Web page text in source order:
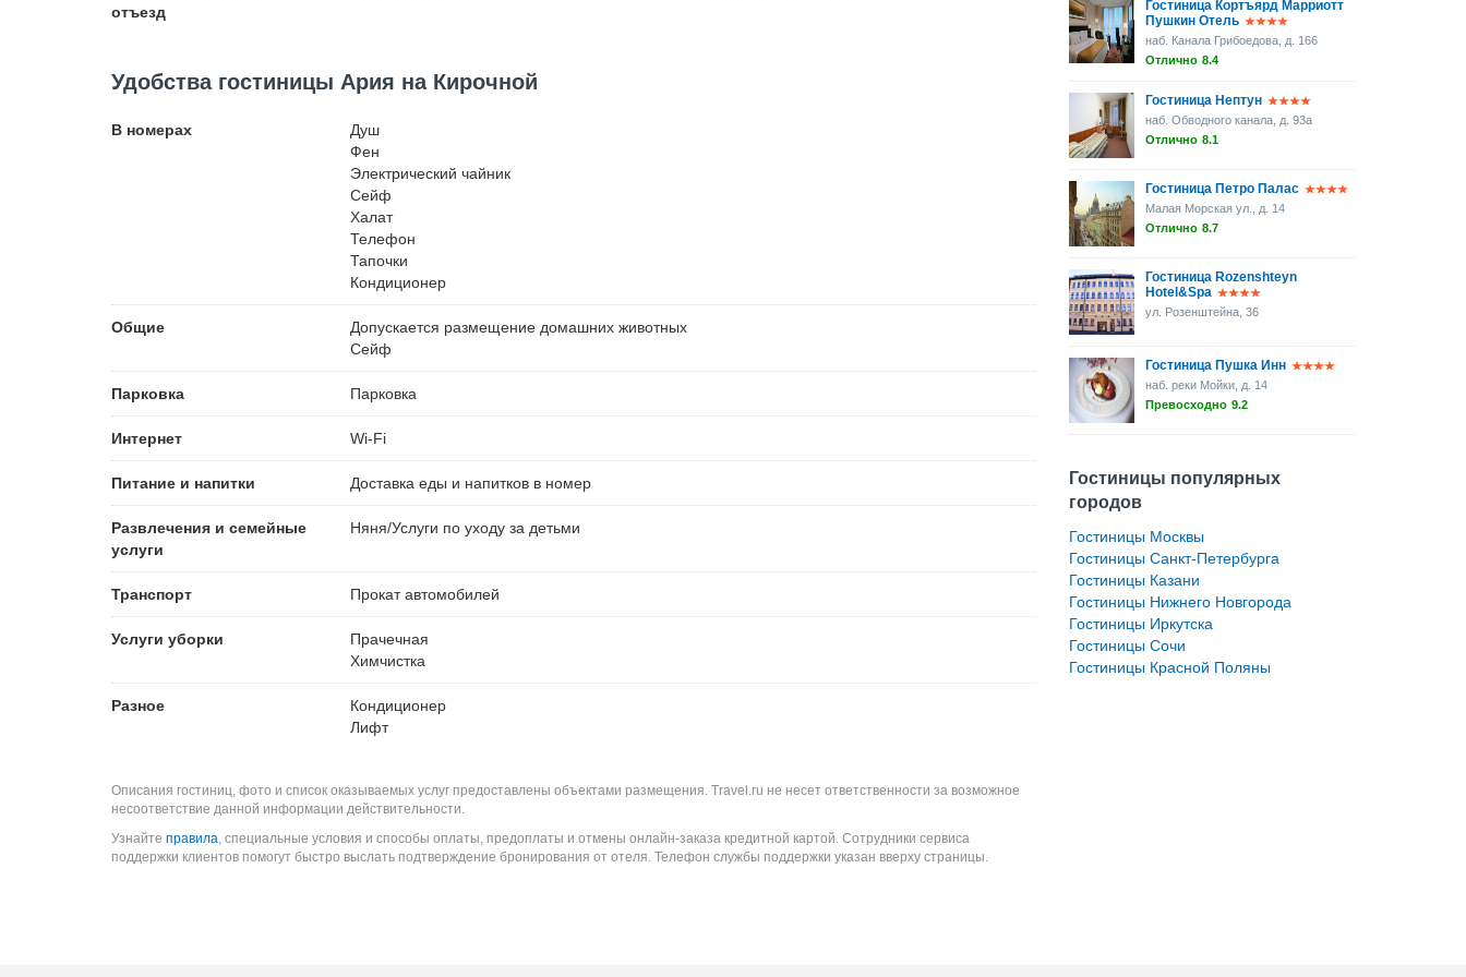
отъезд
Удобства гостиницы Ария на Кирочной
В номерах
Душ
Фен
Электрический чайник
Сейф
Халат
Телефон
Тапочки
Кондиционер
Общие
Допускается размещение домашних животных
Сейф
Парковка Парковка
Интернет Wi-Fi
Питание и напитки Доставка еды и напитков в номер
Развлечения и семейные
услуги
Няня/Услуги по уходу за детьми
Транспорт Прокат автомобилей
Услуги уборки
Прачечная
Химчистка
Разное
Кондиционер
Лифт
Описания гостиниц, фото и список оказываемых услуг предоставлены объектами размещения. Travel.ru не несет ответственности за возможное
несоответствие данной информации действительности.
Узнайте правила, специальные условия и способы оплаты, предоплаты и отмены онлайн-заказа кредитной картой. Сотрудники сервиса
поддержки клиентов помогут быстро выслать подтверждение бронирования от отеля. Телефон службы поддержки указан вверху страницы.
Гостиница Кортъярд Марриотт
Пушкин Отель
наб. Канала Грибоедова, д. 166
Отлично 8.4
Гостиница Нептун
наб. Обводного канала, д. 93а
Отлично 8.1
Гостиница Петро Палас
Малая Морская ул., д. 14
Отлично 8.7
Гостиница Rozenshteyn
Hotel&Spa
ул. Розенштейна, 36
Гостиница Пушка Инн
наб. реки Мойки, д. 14
Превосходно 9.2
Гостиницы популярных
городов
Гостиницы Москвы
Гостиницы Санкт-Петербурга
Гостиницы Казани
Гостиницы Нижнего Новгорода
Гостиницы Иркутска
Гостиницы Сочи
Гостиницы Красной Поляны